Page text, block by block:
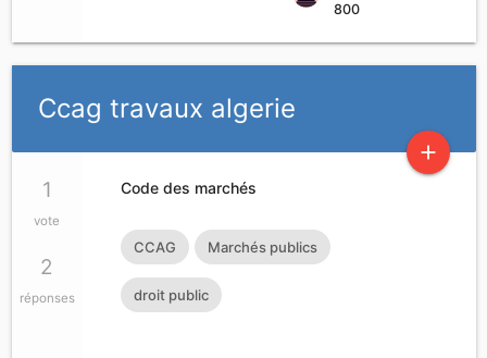
800
Ccag travaux algerie
add
1
vote
2
réponses
Code des marchés
CCAG Marchés publics
droit public